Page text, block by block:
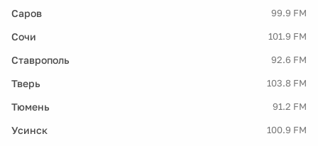
Саров 99.9 FM
Сочи 101.9 FM
Ставрополь 92.6 FM
Тверь 103.8 FM
Тюмень 91.2 FM
Усинск 100.9 FM